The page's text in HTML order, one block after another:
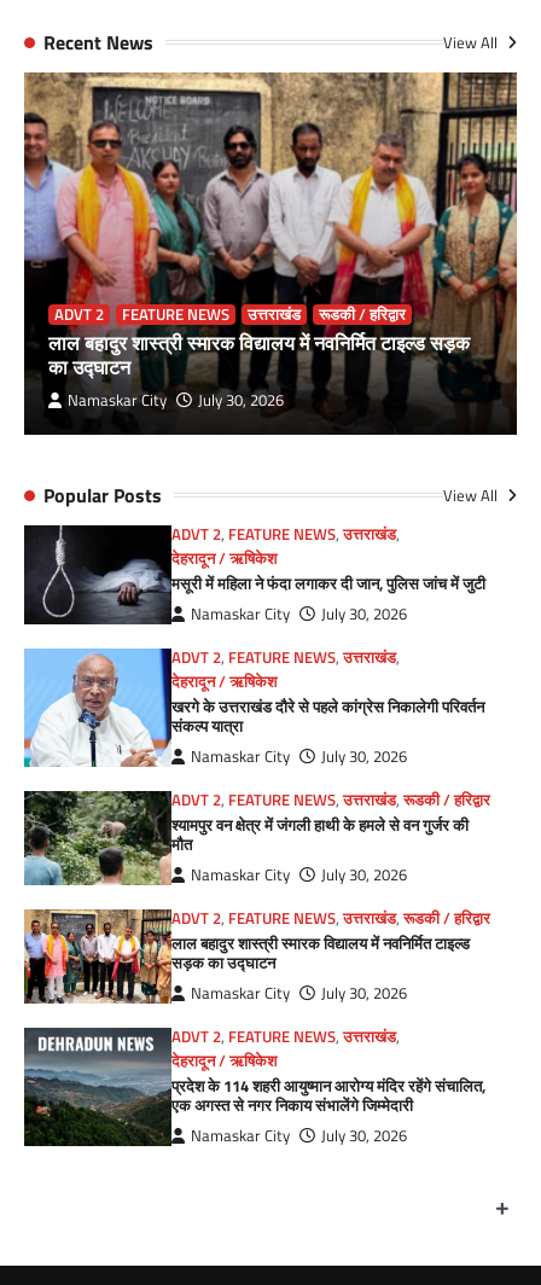
Recent News View All
ADVT 2 FEATURE NEWS उत्तराखंड रूडकी / हरिद्वार
लाल बहादुर शास्त्री स्मारक विद्यालय में नवनिर्मित टाइल्ड सड़क
का उद्घाटन
Namaskar City July 30, 2026
Popular Posts View All
ADVT 2, FEATURE NEWS,उत्तराखंड,
देहरादून / ऋषिकेश
मसूरी में महिला ने फंदा लगाकर दी जान, पुलिस जांच में जुटी
Namaskar City
July 30, 2026
ADVT 2, FEATURE NEWS,उत्तराखंड,
देहरादून / ऋषिकेश
खरगे के उत्तराखंड दौरे से पहले कांग्रेस निकालेगी परिवर्तन
संकल्प यात्रा
Namaskar City
July 30, 2026
ADVT 2, FEATURE NEWS,उत्तराखंड,रूडकी / हरिद्वार
श्यामपुर वन क्षेत्र में जंगली हाथी के हमले से वन गुर्जर की
मौत
Namaskar City
July 30, 2026
ADVT 2, FEATURE NEWS,उत्तराखंड,रूडकी / हरिद्वार
लाल बहादुर शास्त्री स्मारक विद्यालय में नवनिर्मित टाइल्ड
सड़क का उद्घाटन
Namaskar City
July 30, 2026
ADVT 2, FEATURE NEWS,उत्तराखंड,
देहरादून / ऋषिकेश
प्रदेश के 114 शहरी आयुष्मान आरोग्य मंदिर रहेंगे संचालित,
एक अगस्त से नगर निकाय संभालेंगे जिम्मेदारी
Namaskar City July 30, 2026
+